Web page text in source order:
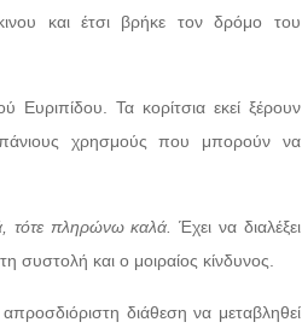
και έτσι βρήκε τον δρόμο του
Τα κορίτσια εκεί ξέρουν
χρησμούς που μπορούν να
τότε πληρώνω καλά.Έχει να διαλέξει
συστολή και ο μοιραίος κίνδυνος.
απροσδιόριστη διάθεση να μεταβληθεί